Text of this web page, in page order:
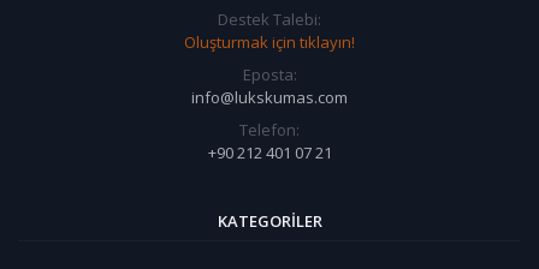
Destek Talebi:
Oluşturmak için tıklayın!
Eposta:
info@lukskumas.com
Telefon:
+90 212 401 07 21
KATEGORILER